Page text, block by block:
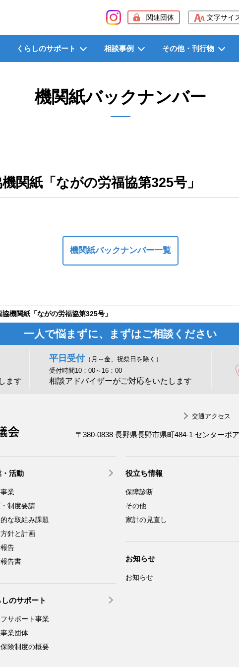
般社団法人長野県労働者福祉協議会（長野県労福協）
関連団体 文字サイ
くらしのサポート 相談事例 その他・刊行物
機関紙バックナンバー
関紙「ながの労福協第325号」
機関紙バックナンバー一覧
機関紙「ながの労福協第325号」
一人で悩まずに、まずはご相談ください
ます
平日受付（月～金、祝祭日を除く）
受付時間10：00～16：00
相談アドバイザーがご対応をいたします
交通アクセス
〒380-0838 長野県長野市県町484-1 センターボ
活動
業
制度要請
な取組み課題
針と計画
告
告書
しのサポート
サポート事業
業団体
険制度の概要
役立ち情報
保障診断
その他
家計の見直し
お知らせ
お知らせ